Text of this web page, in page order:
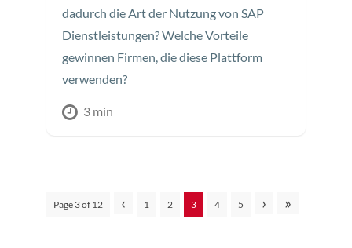
dadurch die Art der Nutzung von SAP
Dienstleistungen? Welche Vorteile
gewinnen Firmen, die diese Plattform
verwenden?
3 min
Page 3 of 12 ‹ 1 2 3 4 5 › »